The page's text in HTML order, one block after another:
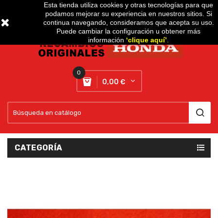
Setting expand_more
0
0,00 €
CATEGORÍA
Esta tienda utiliza cookies y otras tecnologías para que
podamos mejorar su experiencia en nuestros sitios. Si
continua navegando, consideramos que acepta su uso.
Puede cambiar la configuración u obtener más
información ‘clique aquí’